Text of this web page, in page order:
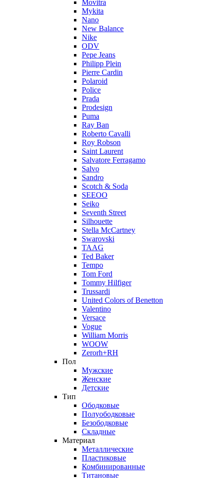
Movitra
Mykita
Nano
New Balance
Nike
ODV
Pepe Jeans
Philipp Plein
Pierre Cardin
Polaroid
Police
Prada
Prodesign
Puma
Ray Ban
Roberto Cavalli
Roy Robson
Saint Laurent
Salvatore Ferragamo
Salvo
Sandro
Scotch & Soda
SEEOO
Seiko
Seventh Street
Silhouette
Stella McCartney
Swarovski
TAAG
Ted Baker
Tempo
Tom Ford
Tommy Hilfiger
Trussardi
United Colors of Benetton
Valentino
Versace
Vogue
William Morris
WOOW
Zerorh+RH
Пол
Мужские
Женские
Детские
Тип
Ободковые
Полуободковые
Безободковые
Складные
Материал
Металлические
Пластиковые
Комбинированные
Титановые